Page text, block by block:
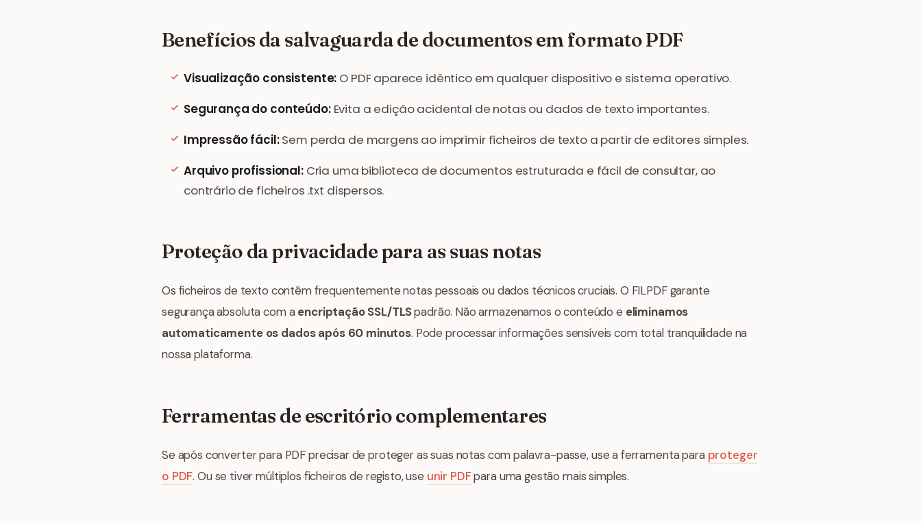
Benefícios da salvaguarda de documentos em formato PDF
Visualização consistente: O PDF aparece idêntico em qualquer dispositivo e sistema operativo.
Segurança do conteúdo:Evita a edição acidental de notas ou dados de texto importantes.
Impressão fácil:Sem perda de margens ao imprimir ficheiros de texto a partir de editores simples.
Arquivo profissional:Cria uma biblioteca de documentos estruturada e fácil de consultar, ao
contrário de ficheiros .txt dispersos.
Proteção da privacidade para as suas notas
Os ficheiros de texto contêm frequentemente notas pessoais ou dados técnicos cruciais. O FILPDF garante
segurança absoluta com aencriptação SSL/TLSpadrão. Não armazenamos o conteúdo e eliminamos
automaticamente os dados após 60 minutos. Pode processar informações sensíveis com total tranquilidade na
nossa plataforma.
Ferramentas de escritório complementares
Se após converter para PDF precisar de proteger as suas notas com palavra-passe, use a ferramenta para proteger
o PDF. Ou se tiver múltiplos ficheiros de registo, use unir PDFpara uma gestão mais simples.